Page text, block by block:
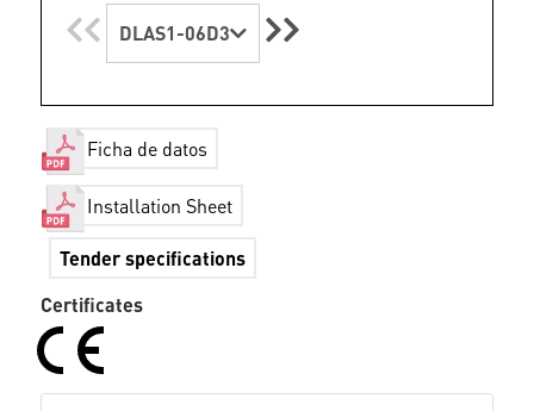
DLAS1-06D3
Ficha de datos
Installation Sheet
Tender specifications
Certificates